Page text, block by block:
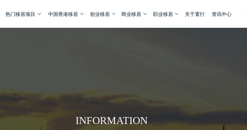
热门移居项目 中国香港移居 创业移居 商业移居 职业移居 关于寰行 资讯中心
INFORMATION